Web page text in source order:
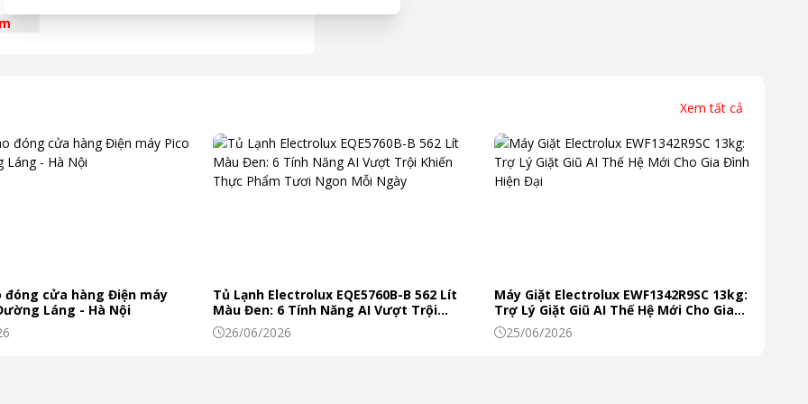
cầu sử dụng.
Xem tất cả
đóng cửa hàng Điện máy
Láng - Hà Nội
Tủ Lạnh Electrolux EQE5760B-B 562 Lít
Màu Đen: 6 Tính Năng AI Vượt Trội
Khiến Thực Phẩm Tươi Ngon Mỗi Ngày
26/06/2026
Máy Giặt Electrolux EWF1342R9SC 13kg:
Trợ Lý Giặt Giũ AI Thế Hệ Mới Cho Gia
Đình Hiện Đại
25/06/2026